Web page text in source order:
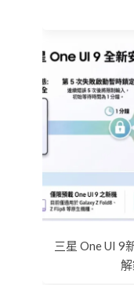
三星 One UI 9